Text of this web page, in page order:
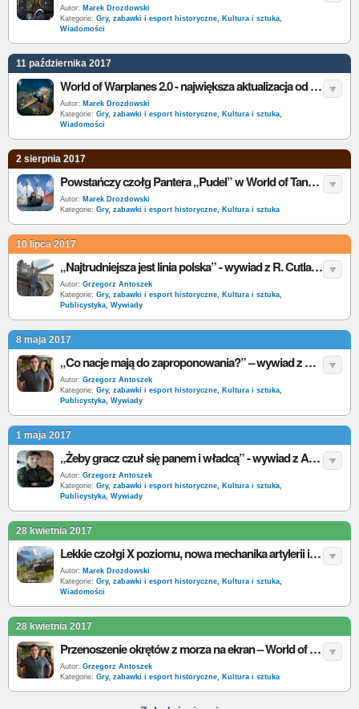
Autor: Marek Drozdowski
Kategorie: Gry, zabawki i esport historyczne, Kultura i sztuka,
Wiadomości
11 października 2017
World of Warplanes 2.0 - największa aktualizacja od premiery!
Autor: Marek Drozdowski
Kategorie: Gry, zabawki i esport historyczne, Kultura i sztuka,
Wiadomości
2 sierpnia 2017
Powstańczy czołg Pantera „Pudel” w World of Tanks na PC!
Autor: Marek Drozdowski
Kategorie: Gry, zabawki i esport historyczne, Kultura i sztuka
10 lipca 2017
„Najtrudniejsza jest linia polska” - wywiad z R. Cutlandem
Autor: Grzegorz Antoszek
Kategorie: Gry, zabawki i esport historyczne, Kultura i sztuka,
Publicystyka, Wywiady
8 maja 2017
„Co nacje mają do zaproponowania?” – wywiad z Kresimirem Gusakiem, Military Relations Product Managerem
Autor: Grzegorz Antoszek
Kategorie: Gry, zabawki i esport historyczne, Kultura i sztuka,
Publicystyka, Wywiady
1 maja 2017
„Żeby gracz czuł się panem i władcą” - wywiad z Arturem Płóciennikiem, producentem gry World of Warships
Autor: Grzegorz Antoszek
Kategorie: Gry, zabawki i esport historyczne, Kultura i sztuka,
Publicystyka, Wywiady
28 kwietnia 2017
Lekkie czołgi X poziomu, nowa mechanika artylerii i ulepszony system dobierania drużyn nowości w aktualizacji 9.18 World of Tanks
Autor: Marek Drozdowski
Kategorie: Gry, zabawki i esport historyczne, Kultura i sztuka,
Wiadomości
28 kwietnia 2017
Przenoszenie okrętów z morza na ekran – World of Warships
Autor: Grzegorz Antoszek
Kategorie: Gry, zabawki i esport historyczne, Kultura i sztuka